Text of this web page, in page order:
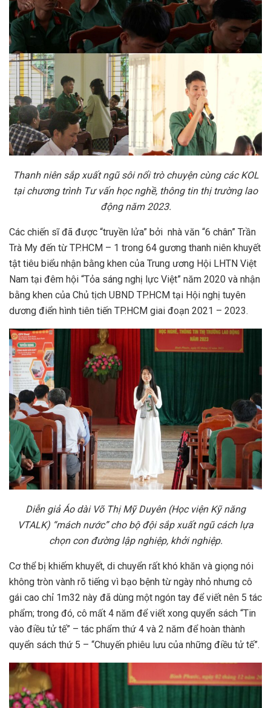
Thanh niên sắp xuất ngũ sôi nổi trò chuyện cùng các KOL
tạichương trình Tư vấn học nghề, thông tin thị trường lao
động năm 2023.
Các chiến sĩ đã được “truyền lửa” bởi nhà văn “6 chân” Trần
Trà My đến từ TP.HCM – 1 trong 64 gương thanh niên khuyết
tật tiêu biểu nhận bằng khen của Trung ương Hội LHTN Việt
Nam tại đêm hội “Tỏa sáng nghị lực Việt” năm 2020 và nhận
bằng khen của Chủ tịch UBND TP.HCM tại Hội nghị tuyên
dương điển hình tiên tiến TP.HCM giai đoạn 2021 – 2023.
Diễn giả Áo dài Võ Thị Mỹ Duyên (Học viện Kỹ năng
VTALK) “mách nước” cho bộ đội sắp xuất ngũ cách lựa
chọn con đường lập nghiệp, khởi nghiệp.
Cơ thể bị khiếm khuyết, di chuyển rất khó khăn và giọng nói
không tròn vành rõ tiếng vì bạo bệnh từ ngày nhỏ nhưng cô
gái cao chỉ 1m32 này đã dùng một ngón tay để viết nên 5 tác
phẩm; trong đó, cô mất 4 năm để viết xong quyển sách “Tin
vào điều tử tế” – tác phẩm thứ 4 và 2 năm để hoàn thành
quyển sách thứ 5 – “Chuyến phiêu lưu của những điều tử tế”.